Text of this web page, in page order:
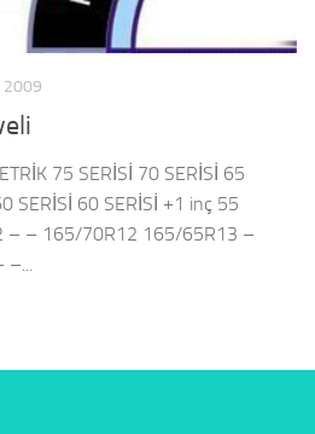
2009
75 SERİSİ 70 SERİSİ 65
SERİSİ 60 SERİSİ +1 inç 55
– – 165/70R12 165/65R13 –
–...